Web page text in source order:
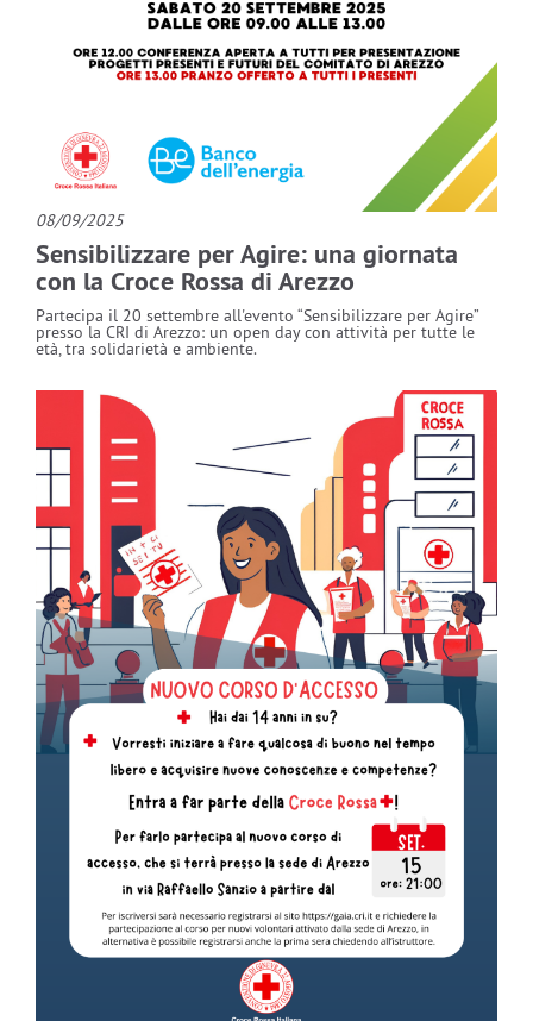
08/09/2025
Sensibilizzare per Agire: una giornata
con la Croce Rossa di Arezzo
Partecipa il 20 settembre all'evento “Sensibilizzare per Agire”
presso la CRI di Arezzo: un open day con attività per tutte le
età, tra solidarietà e ambiente.